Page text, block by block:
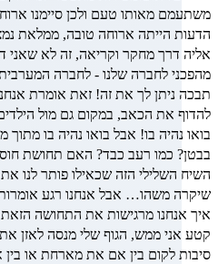
משתעמם מאותו טעם ולכן סיימנו
הדעות הייתה ארוחה טובה, ממלאת
אליה דרך מחקר וקריאה, זה לא שאני
מהפכני לחברה שלנו - לחברה
תבכה ניתן לך את זה! זאת אומרת
להדוף את הכאב, במקום גם מול
בואו נהיה בו! אבל בואו נהיה בו
בבטן? כמו רעב כבד? האם תחושת
השיח השלילי הזה שכאילו פותר לנו
שיקרה משהו… אבל אנחנו רגע
איך אנחנו מרגישות את התחושה
קטע אני ממש, הגוף שלי מנסה לאזן את
סיבות לקום בין אם את מארחת או בין